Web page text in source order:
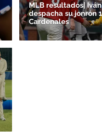
MLB resultados|
despacha su jonrón
Cardenales